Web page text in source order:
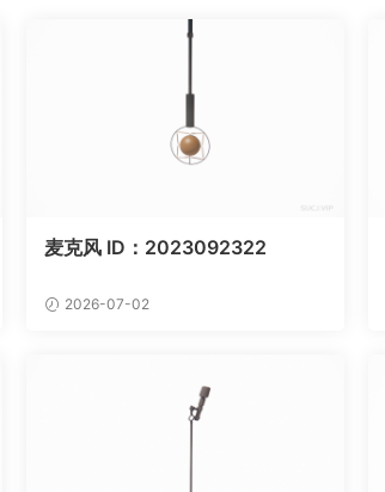
麦克风 ID：2023092322
2026-07-02